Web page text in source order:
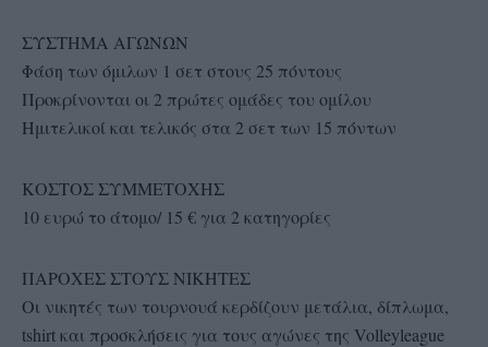
ΣΥΣΤΗΜΑ ΑΓΩΝΩΝ
Φάση των όμιλων 1 σετ στους 25 πόντους
Προκρίνονται οι 2 πρώτες ομάδες του ομίλου
Ημιτελικοί και τελικός στα 2 σετ των 15 πόντων
ΚΟΣΤΟΣ ΣΥΜΜΕΤΟΧΗΣ
10 ευρώ το άτομο/ 15 € για 2 κατηγορίες
ΠΑΡΟΧΕΣ ΣΤΟΥΣ ΝΙΚΗΤΕΣ
Οι νικητές των τουρνουά κερδίζουν μετάλια, δίπλωμα,
tshirt και προσκλήσεις για τους αγώνες της Volleyleague